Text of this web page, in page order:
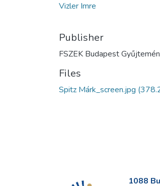
Vizler Imre
Publisher
FSZEK Budapest
Files
Spitz Márk_screen.jpg
1088